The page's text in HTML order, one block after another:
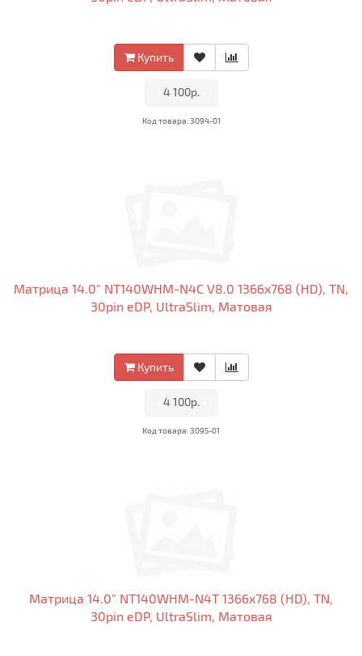
Купить
4 100р.
Код товара: 3094-01
Матрица 14.0" NT140WHM-N4C V8.0 1366x768 (HD), TN,
30pin eDP, UltraSlim, Матовая
Купить
4 100р.
Код товара: 3095-01
Матрица 14.0" NT140WHM-N4T 1366x768 (HD), TN,
30pin eDP, UltraSlim, Матовая